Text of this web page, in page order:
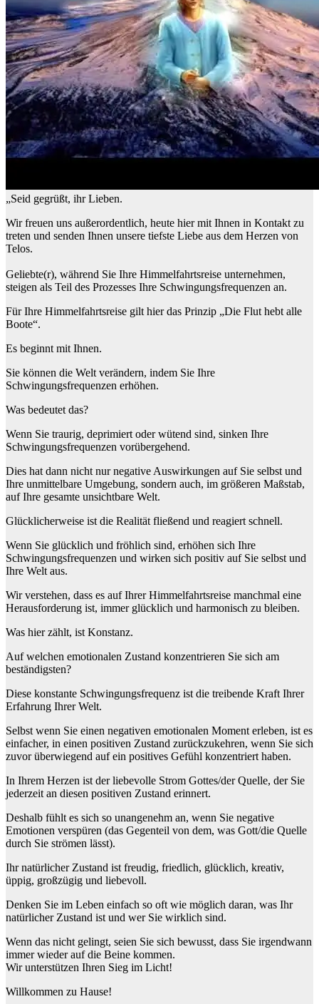
„Seid gegrüßt, ihr Lieben.
Wir freuen uns außerordentlich, heute hier mit Ihnen in Kontakt zu
treten und senden Ihnen unsere tiefste Liebe aus dem Herzen von
Telos.
Geliebte(r), während Sie Ihre Himmelfahrtsreise unternehmen,
steigen als Teil des Prozesses Ihre Schwingungsfrequenzen an.
Für Ihre Himmelfahrtsreise gilt hier das Prinzip „Die Flut hebt alle
Boote“.
Es beginnt mit Ihnen.
Sie können die Welt verändern, indem Sie Ihre
Schwingungsfrequenzen erhöhen.
Was bedeutet das?
Wenn Sie traurig, deprimiert oder wütend sind, sinken Ihre
Schwingungsfrequenzen vorübergehend.
Dies hat dann nicht nur negative Auswirkungen auf Sie selbst und
Ihre unmittelbare Umgebung, sondern auch, im größeren Maßstab,
auf Ihre gesamte unsichtbare Welt.
Glücklicherweise ist die Realität fließend und reagiert schnell.
Wenn Sie glücklich und fröhlich sind, erhöhen sich Ihre
Schwingungsfrequenzen und wirken sich positiv auf Sie selbst und
Ihre Welt aus.
Wir verstehen, dass es auf Ihrer Himmelfahrtsreise manchmal eine
Herausforderung ist, immer glücklich und harmonisch zu bleiben.
Was hier zählt, ist Konstanz.
Auf welchen emotionalen Zustand konzentrieren Sie sich am
beständigsten?
Diese konstante Schwingungsfrequenz ist die treibende Kraft Ihrer
Erfahrung Ihrer Welt.
Selbst wenn Sie einen negativen emotionalen Moment erleben, ist es
einfacher, in einen positiven Zustand zurückzukehren, wenn Sie sich
zuvor überwiegend auf ein positives Gefühl konzentriert haben.
In Ihrem Herzen ist der liebevolle Strom Gottes/der Quelle, der Sie
jederzeit an diesen positiven Zustand erinnert.
Deshalb fühlt es sich so unangenehm an, wenn Sie negative
Emotionen verspüren (das Gegenteil von dem, was Gott/die Quelle
durch Sie strömen lässt).
Ihr natürlicher Zustand ist freudig, friedlich, glücklich, kreativ,
üppig, großzügig und liebevoll.
Denken Sie im Leben einfach so oft wie möglich daran, was Ihr
natürlicher Zustand ist und wer Sie wirklich sind.
Wenn das nicht gelingt, seien Sie sich bewusst, dass Sie irgendwann
immer wieder auf die Beine kommen.
Wir unterstützen Ihren Sieg im Licht!
Willkommen zu Hause!